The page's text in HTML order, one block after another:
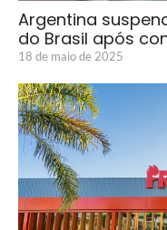
Argentina
do Brasil após
18 de maio de 2025